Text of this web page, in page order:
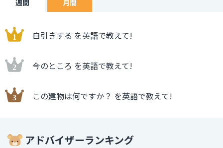
週間 月間
自引きする を英語で教えて!
今のところ を英語で教えて!
この建物は何ですか？ を英語で教えて!
アドバイザーランキング